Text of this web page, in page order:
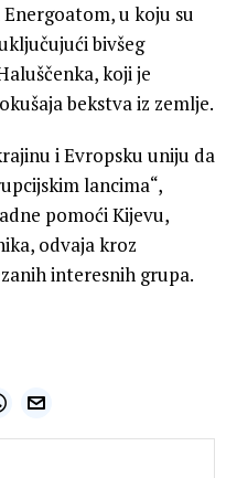
u koju su
bivšeg
koji je
bekstva iz zemlje.
i Evropsku uniju da
lancima“,
pomoći Kijevu,
odvaja kroz
interesnih grupa.